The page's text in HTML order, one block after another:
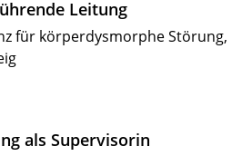
Leitung
für körperdysmorphe Störung,
als Supervisorin